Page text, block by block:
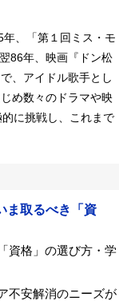
、「第１回ミス・モ
86年、映画『ドン松
、アイドル歌手とし
め数々のドラマや映
に挑戦し、これまで
ま取るべき「資
資格」の選び方・学
不安解消のニーズが